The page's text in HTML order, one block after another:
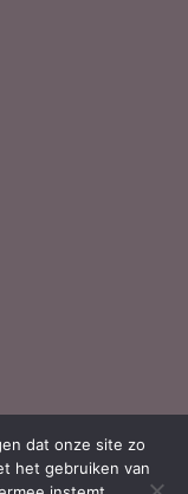
dat onze site zo
het gebruiken van